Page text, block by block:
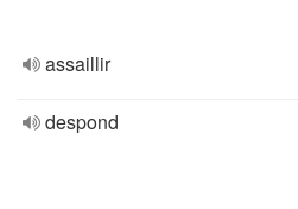
assaillir
despond